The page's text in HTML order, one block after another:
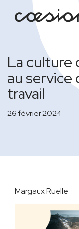
La culture
au service
travail
26 février 2024
Margaux Ruelle